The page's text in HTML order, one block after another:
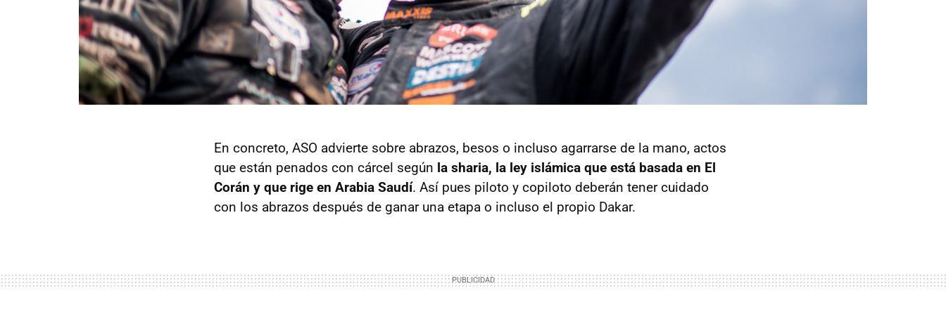
En concreto, ASO advierte sobre abrazos, besos o incluso agarrarse de la mano, actos
que están penados con cárcel según la sharia, la ley islámica que está basada en El
Corán y que rige en Arabia Saudí. Así pues piloto y copiloto deberán tener cuidado
con los abrazos después de ganar una etapa o incluso el propio Dakar.